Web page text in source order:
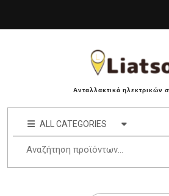
Ανταλλακτικά ηλεκτρικών
ALL CATEGORIES